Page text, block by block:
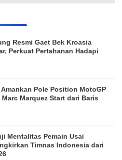
Resmi Gaet Bek Kroasia
Perkuat Pertahanan Hadapi
Pole Position MotoGP
Marquez Start dari Baris
Mentalitas Pemain Usai
Timnas Indonesia dari